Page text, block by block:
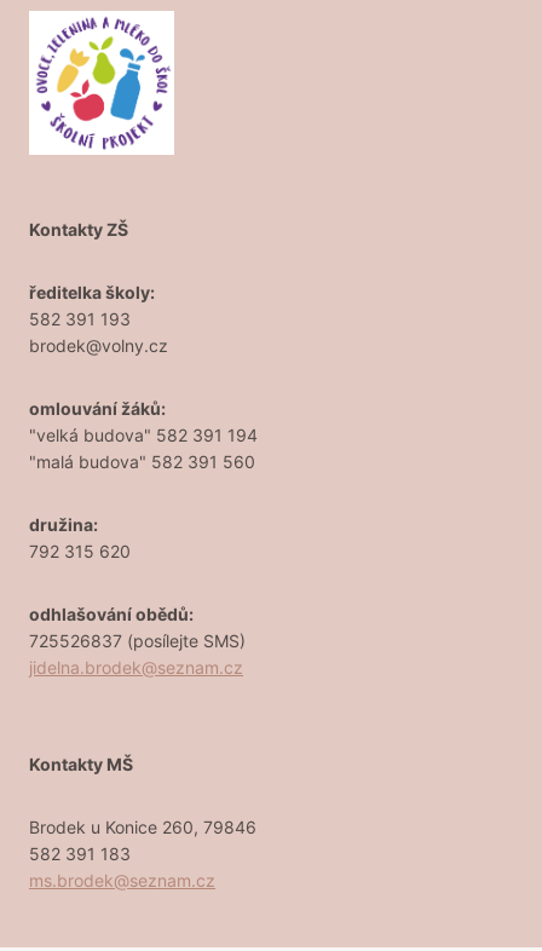
Kontakty ZŠ
ředitelka školy:
582 391 193
brodek@volny.cz
omlouvání žáků:
"velká budova" 582 391 194
"malá budova" 582 391 560
družina:
792 315 620
odhlašování obědů:
725526837 (posílejte SMS)
jidelna.brodek@seznam.cz
Kontakty MŠ
Brodek u Konice 260, 79846
582 391 183
ms.brodek@seznam.cz